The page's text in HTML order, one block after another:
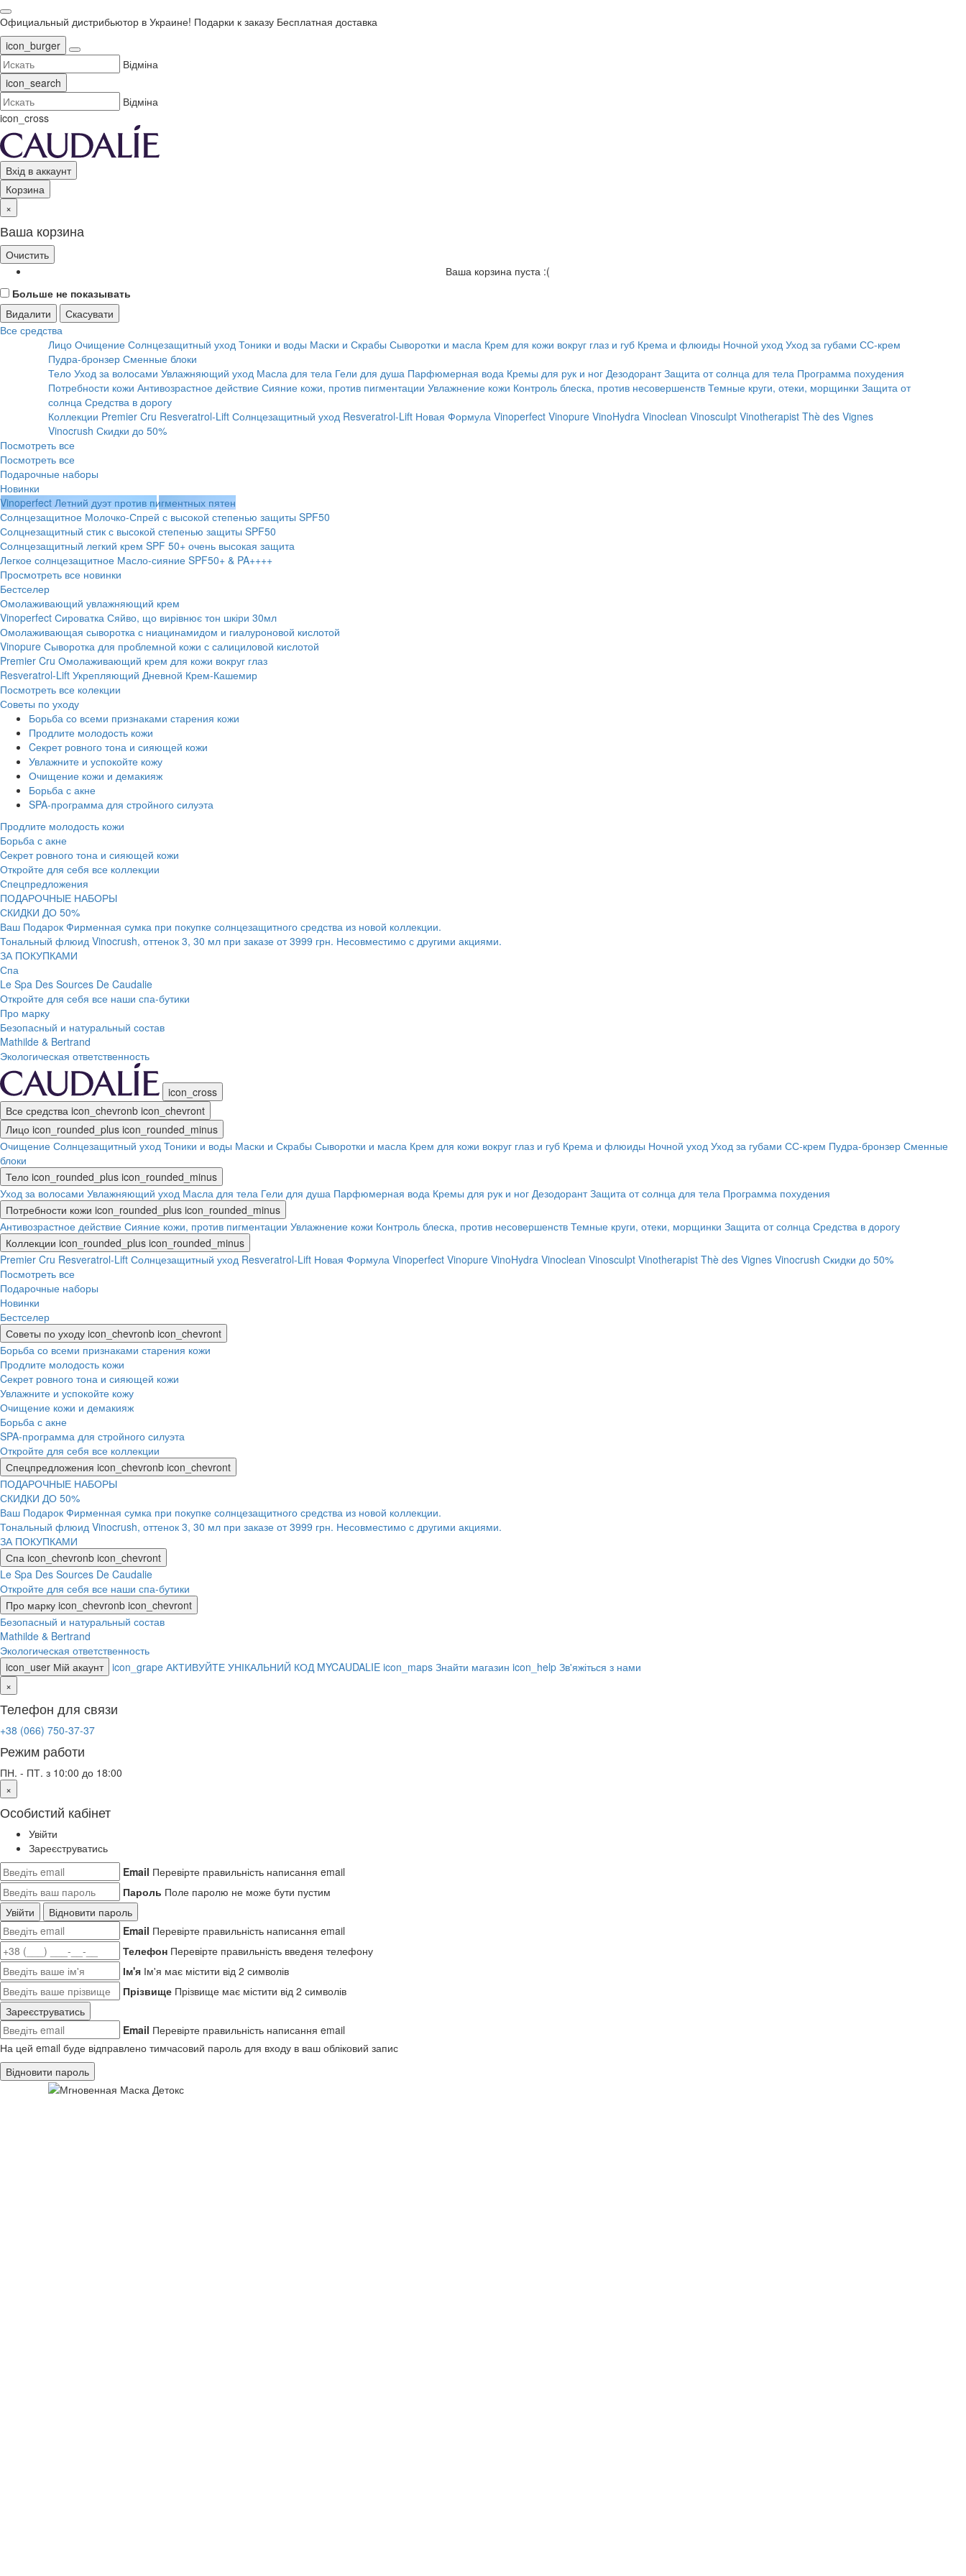
Официальный дистрибьютор в Украине! Подарки к заказу Бесплатная доставка
icon_burger
Відміна
icon_search
Відміна
icon_cross
Вхід в аккаунт
Корзина
×
Ваша корзина
Очистить
Ваша корзина пуста :(
Больше не показывать
Видалити
Скасувати
Все средства
Лицо Очищение Солнцезащитный уход Тоники и воды Маски и Скрабы Сыворотки и масла Крем для кожи вокруг глаз и губ Крема и флюиды Ночной уход Уход за губами СС-крем
Пудра-бронзер Сменные блоки
Тело Уход за волосами Увлажняющий уход Масла для тела Гели для душа Парфюмерная вода Кремы для рук и ног Дезодорант Защита от солнца для тела Программа похудения
Потребности кожи Антивозрастное действие Сияние кожи, против пигментации Увлажнение кожи Контроль блеска, против несовершенств Темные круги, отеки, морщинки Защита от
солнца Средства в дорогу
Коллекции Premier Cru Resveratrol-Lift Солнцезащитный уход Resveratrol-Lift Новая Формула Vinoperfect Vinopure VinoHydra Vinoclean Vinosculpt Vinotherapist Thè des Vignes
Vinocrush Скидки до 50%
Посмотреть все
Посмотреть все
Подарочные наборы
Новинки
Vinoperfect Летний дуэт против пигментных пятен
Солнцезащитное Молочко-Спрей с высокой степенью защиты SPF50
Солцнезащитный стик с высокой степенью защиты SPF50
Солнцезащитный легкий крем SPF 50+ очень высокая защита
Легкое солнцезащитное Масло-сияние SPF50+ & PA++++
Просмотреть все новинки
Бестселер
Омолаживающий увлажняющий крем
Vinoperfect Сироватка Сяйво, що вирівнює тон шкіри 30мл
Омолаживающая сыворотка с ниацинамидом и гиалуроновой кислотой
Vinopure Сыворотка для проблемной кожи с салициловой кислотой
Premier Cru Омолаживающий крем для кожи вокруг глаз
Resveratrol-Lift Укрепляющий Дневной Крем-Кашемир
Посмотреть все колекции
Советы по уходу
Борьба со всеми признаками старения кожи
Продлите молодость кожи
Cекрет ровного тона и сияющей кожи
Увлажните и успокойте кожу
Очищение кожи и демакияж
Борьба с акне
SPA-программа для стройного силуэта
Продлите молодость кожи
Борьба с акне
Cекрет ровного тона и сияющей кожи
Откройте для себя все коллекции
Спецпредложения
ПОДАРОЧНЫЕ НАБОРЫ
СКИДКИ ДО 50%
Ваш Подарок Фирменная сумка при покупке солнцезащитного средства из новой коллекции.
Тональный флюид Vinocrush, оттенок 3, 30 мл при заказе от 3999 грн. Несовместимо с другими акциями.
ЗА ПОКУПКАМИ
Спа
Le Spa Des Sources De Caudalie
Откройте для себя все наши спа-бутики
Про марку
Безопасный и натуральный состав
Mathilde & Bertrand
Экологическая ответственность
icon_cross
Все средства icon_chevronb icon_chevront
Лицо icon_rounded_plus icon_rounded_minus
Очищение Солнцезащитный уход Тоники и воды Маски и Скрабы Сыворотки и масла Крем для кожи вокруг глаз и губ Крема и флюиды Ночной уход Уход за губами СС-крем Пудра-бронзер Сменные
блоки
Тело icon_rounded_plus icon_rounded_minus
Уход за волосами Увлажняющий уход Масла для тела Гели для душа Парфюмерная вода Кремы для рук и ног Дезодорант Защита от солнца для тела Программа похудения
Потребности кожи icon_rounded_plus icon_rounded_minus
Антивозрастное действие Сияние кожи, против пигментации Увлажнение кожи Контроль блеска, против несовершенств Темные круги, отеки, морщинки Защита от солнца Средства в дорогу
Коллекции icon_rounded_plus icon_rounded_minus
Premier Cru Resveratrol-Lift Солнцезащитный уход Resveratrol-Lift Новая Формула Vinoperfect Vinopure VinoHydra Vinoclean Vinosculpt Vinotherapist Thè des Vignes Vinocrush Скидки до 50%
Посмотреть все
Подарочные наборы
Новинки
Бестселер
Советы по уходу icon_chevronb icon_chevront
Борьба со всеми признаками старения кожи
Продлите молодость кожи
Cекрет ровного тона и сияющей кожи
Увлажните и успокойте кожу
Очищение кожи и демакияж
Борьба с акне
SPA-программа для стройного силуэта
Откройте для себя все коллекции
Спецпредложения icon_chevronb icon_chevront
ПОДАРОЧНЫЕ НАБОРЫ
СКИДКИ ДО 50%
Ваш Подарок Фирменная сумка при покупке солнцезащитного средства из новой коллекции.
Тональный флюид Vinocrush, оттенок 3, 30 мл при заказе от 3999 грн. Несовместимо с другими акциями.
ЗА ПОКУПКАМИ
Спа icon_chevronb icon_chevront
Le Spa Des Sources De Caudalie
Откройте для себя все наши спа-бутики
Про марку icon_chevronb icon_chevront
Безопасный и натуральный состав
Mathilde & Bertrand
Экологическая ответственность
icon_user Мій акаунт icon_grape АКТИВУЙТЕ УНІКАЛЬНИЙ КОД MYCAUDALIE icon_maps Знайти магазин icon_help Зв'яжіться з нами
×
Телефон для связи
+38 (066) 750-37-37
Режим работи
ПН. - ПТ. з 10:00 до 18:00
×
Особистий кабінет
Увійти
Зареєструватись
Email Перевірте правильність написання email
Пароль Поле паролю не може бути пустим
Увійти
Відновити пароль
Email Перевірте правильність написання email
Телефон Перевірте правильність введеня телефону
Ім'я Ім'я має містити від 2 символів
Прізвище Прізвище має містити від 2 символів
Зареєструватись
Email Перевірте правильність написання email
На цей email буде відправлено тимчасовий пароль для входу в ваш обліковий запис
Відновити пароль